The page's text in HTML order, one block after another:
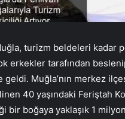
turizm beldeleri kadar
erkekler tarafından
Muğla’nın merkez
40 yaşındaki Feriştah
boğaya yaklaşık 1